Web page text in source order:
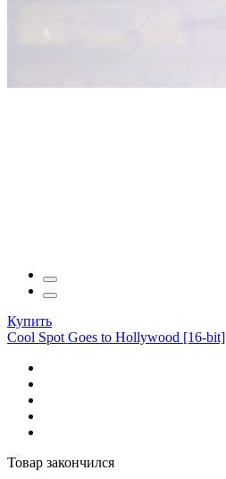
Купить
Cool Spot Goes to Hollywood [16-bit]
Товар закончился